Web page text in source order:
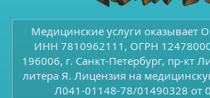
Медицинские услуги
ИНН 7810962111, ОГРН
196006, г. Санкт-Петербург, пр-кт
литера Я. Лицензия на
Л041-01148-78/01490328 от